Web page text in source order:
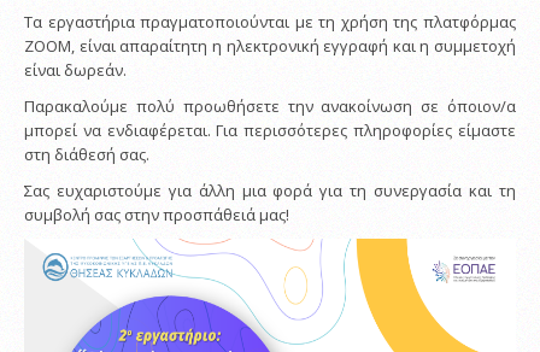
Τα εργαστήρια πραγματοποιούνται με τη χρήση της πλατφόρμας
ZOOM, είναι απαραίτητη η ηλεκτρονική εγγραφή και η συμμετοχή
είναι δωρεάν.
Παρακαλούμε πολύ προωθήσετε την ανακοίνωση σε όποιον/α
μπορεί να ενδιαφέρεται. Για περισσότερες πληροφορίες είμαστε
στη διάθεσή σας.
Σας ευχαριστούμε για άλλη μια φορά για τη συνεργασία και τη
συμβολή σας στην προσπάθειά μας!